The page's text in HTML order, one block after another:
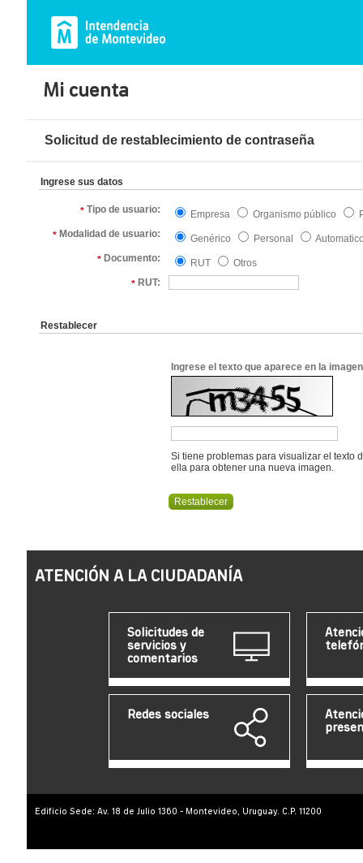
Mi cuenta
Solicitud de restablecimiento de contraseña
Ingrese sus datos
* Tipo de usuario: Empresa Organismo público
* Modalidad de usuario: Genérico Personal
* Documento: RUT
Otros
* RUT:
Restablecer
Ingrese el texto que aparece en la
Si tiene problemas para visualizar el texto
ella para obtener una nueva imagen.
ATENCIÓN A LA CIUDADANÍA
Solicitudes de
servicios y
comentarios
Redes sociales
Edificio Sede: Av. 18 de Julio 1360 - Montevideo, Uruguay. C.P. 11200